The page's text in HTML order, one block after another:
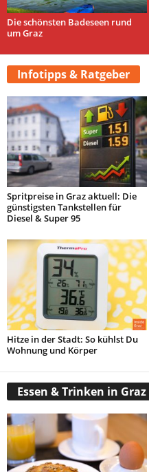
Die schönsten Badeseen rund
um Graz
Infotipps & Ratgeber
Spritpreise in Graz aktuell: Die
günstigsten Tankstellen für
Diesel & Super 95
Hitze in der Stadt: So kühlst Du
Wohnung und Körper
Essen & Trinken in Graz